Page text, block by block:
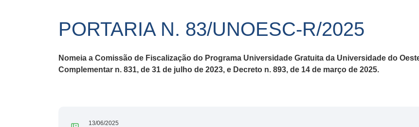
PORTARIA N. 83/UNOESC-R/2025
Nomeia a Comissão de Fiscalização do Programa Universidade Gratuita da Universidade do
Complementar n. 831, de 31 de julho de 2023, e Decreto n. 893, de 14 de março de 2025.
13/06/2025